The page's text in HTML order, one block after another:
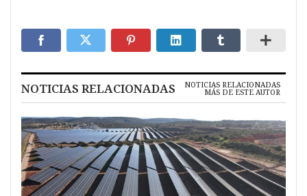
NOTICIAS RELACIONADAS NOTICIAS RELACIONADAS
MÁS DE ESTE AUTOR